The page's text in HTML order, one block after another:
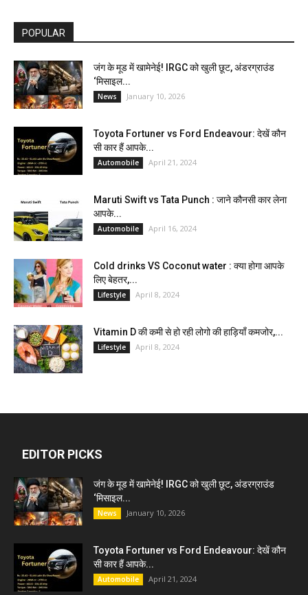
POPULAR
जंग के मूड में खामेनेई! IRGC को खुली छूट, अंडरग्राउंड
‘मिसाइल...
News January 10, 2026
Toyota Fortuner vs Ford Endeavour: देखें कौन
सी कार हैं आपके...
Automobile April 21, 2024
Maruti Swift vs Tata Punch : जाने कौनसी कार लेना
आपके...
Automobile April 16, 2024
Cold drinks VS Coconut water : क्या होगा आपके
लिए बेहतर,...
Lifestyle April 8, 2024
Vitamin D की कमी से हो रही लोगो की हाड़ियाँ कमजोर,...
Lifestyle April 8, 2024
EDITOR PICKS
जंग के मूड में खामेनेई! IRGC को खुली छूट, अंडरग्राउंड
‘मिसाइल...
News January 10, 2026
Toyota Fortuner vs Ford Endeavour: देखें कौन
सी कार हैं आपके...
Automobile April 21, 2024